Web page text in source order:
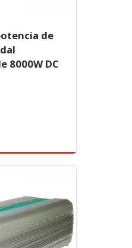
de
8000W DC